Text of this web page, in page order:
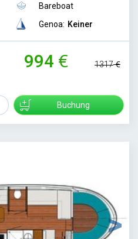
Bareboat
Genoa: Keiner
994 1317
Buchung